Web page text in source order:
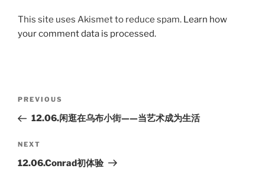
This site uses Akismet to reduce spam. Learn how
your comment data is processed.
Previous
Post
PREVIOUS
12.06.闲逛在乌布小街——当艺术成为生活
Next
Post
NEXT
12.06.Conrad初体验